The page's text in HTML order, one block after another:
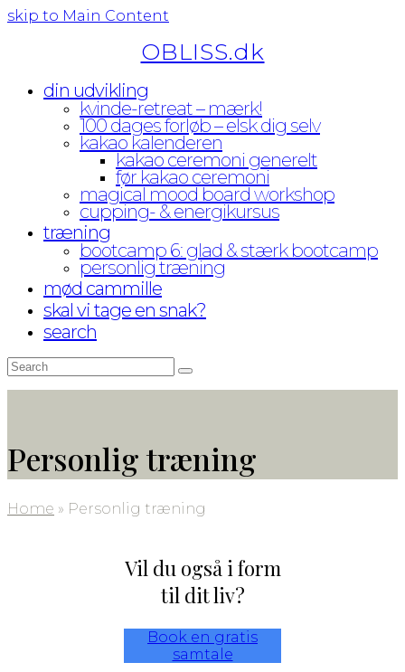
skip to Main Content
OBLISS.dk
din udvikling
kvinde-retreat – mærk!
100 dages forløb – elsk dig selv
kakao kalenderen
kakao ceremoni generelt
før kakao ceremoni
magical mood board workshop
cupping- & energikursus
træning
bootcamp 6: glad & stærk bootcamp
personlig træning
mød cammille
skal vi tage en snak?
search
Search
Submit
Personlig træning
Home » Personlig træning
Vil du også i form
til dit liv?
Book en gratis
samtale